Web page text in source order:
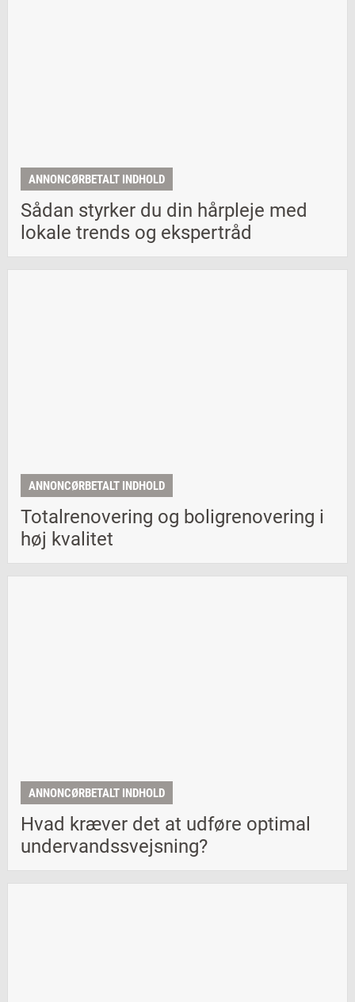
ANNONCØRBETALT INDHOLD
Sådan styrker du din hårpleje med
lokale trends og ekspertråd
ANNONCØRBETALT INDHOLD
Totalrenovering og boligrenovering i
høj kvalitet
ANNONCØRBETALT INDHOLD
Hvad kræver det at udføre optimal
undervandssvejsning?